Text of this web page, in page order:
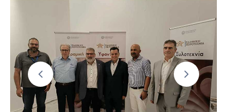
Υπηρεσίες
Του
Δήμου
Προσκλήσεις